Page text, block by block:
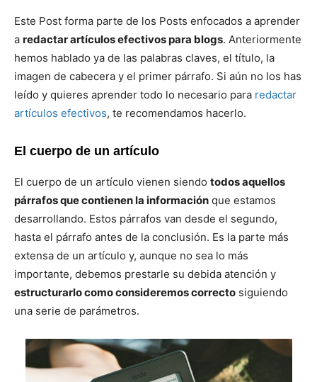
Este Post forma parte de los Posts enfocados a aprender
a redactar artículos efectivos para blogs. Anteriormente
hemos hablado ya de las palabras claves, el título, la
imagen de cabecera y el primer párrafo. Si aún no los has
leído y quieres aprender todo lo necesario para redactar
artículos efectivos, te recomendamos hacerlo.
El cuerpo de un artículo
El cuerpo de un artículo vienen siendo todos aquellos
párrafos que contienen la información que estamos
desarrollando. Estos párrafos van desde el segundo,
hasta el párrafo antes de la conclusión. Es la parte más
extensa de un artículo y, aunque no sea lo más
importante, debemos prestarle su debida atención y
estructurarlo como consideremos correcto siguiendo
una serie de parámetros.